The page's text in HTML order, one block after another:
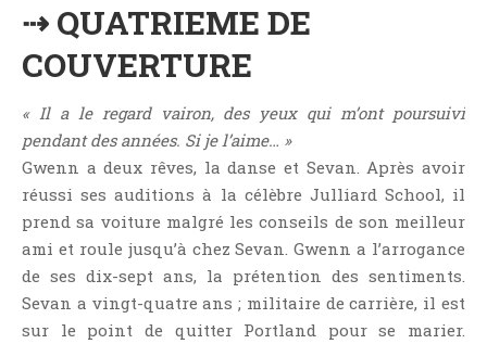
Biographie Et Autobiographie
Biographie Fictionnelle
C'est Lundi, Que Lisez-Vous ?
Chick-Lit
Classique
Comédie
Contemporain
⇢ QUATRIEME DE
COUVERTURE
« Il a le regard vairon, des yeux qui m’ont poursuivi
pendant des années. Si je l’aime… »
Gwenn a deux rêves, la danse et Sevan. Après avoir
réussi ses auditions à la célèbre Julliard School, il
prend sa voiture malgré les conseils de son meilleur
ami et roule jusqu’à chez Sevan. Gwenn a l’arrogance
de ses dix-sept ans, la prétention des sentiments.
Sevan a vingt-quatre ans ; militaire de carrière, il est
sur le point de quitter Portland pour se marier.